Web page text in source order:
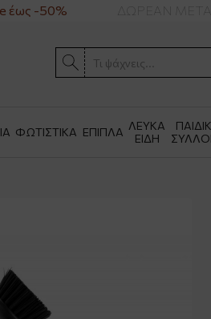
έως -50% ΔΩΡΕΑΝ
ΦΩΤΙΣΤΙΚΑ ΕΠΙΠΛΑ ΛΕΥΚΑ
ΕΙΔΗ